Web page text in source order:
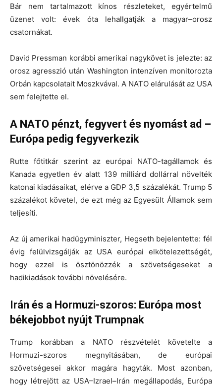
Bár nem tartalmazott kínos részleteket, egyértelmű
üzenet volt: évek óta lehallgatják a magyar–orosz
csatornákat.
David Pressman korábbi amerikai nagykövet is jelezte: az
orosz agresszió után Washington intenzíven monitorozta
Orbán kapcsolatait Moszkvával. A NATO elárulását az USA
sem felejtette el.
A NATO pénzt, fegyvert és nyomást ad –
Európa pedig fegyverkezik
Rutte főtitkár szerint az európai NATO-tagállamok és
Kanada egyetlen év alatt 139 milliárd dollárral növelték
katonai kiadásaikat, elérve a GDP 3,5 százalékát. Trump 5
százalékot követel, de ezt még az Egyesült Államok sem
teljesíti.
Az új amerikai hadügyminiszter, Hegseth bejelentette: fél
évig felülvizsgálják az USA európai elkötelezettségét,
hogy ezzel is ösztönözzék a szövetségeseket a
hadikiadások további növelésére.
Irán és a Hormuzi-szoros: Európa most
békejobbot nyújt Trumpnak
Trump korábban a NATO részvételét követelte a
Hormuzi-szoros megnyitásában, de európai
szövetségesei akkor magára hagyták. Most azonban,
hogy létrejött az USA–Izrael–Irán megállapodás, Európa